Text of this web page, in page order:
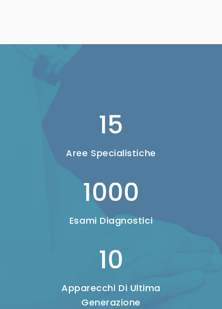
15
Aree Specialistiche
1000
Esami Diagnostici
10
Apparecchi Di Ultima
Generazione